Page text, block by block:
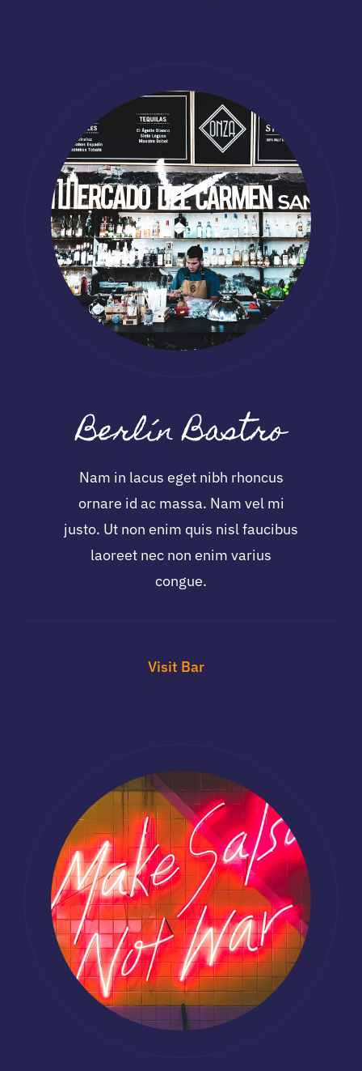
Berlín Bastro
Nam in lacus eget nibh rhoncus
ornare id ac massa. Nam vel mi
justo. Ut non enim quis nisl faucibus
laoreet nec non enim varius
congue.
Visit Bar